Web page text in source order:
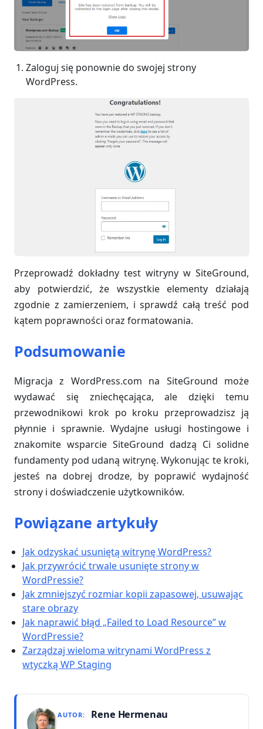
Zaloguj się ponownie do swojej strony
WordPress.
Przeprowadź dokładny test witryny w SiteGround,
aby potwierdzić, że wszystkie elementy działają
zgodnie z zamierzeniem, i sprawdź całą treść pod
kątem poprawności oraz formatowania.
Podsumowanie
Migracja z WordPress.com na SiteGround może
wydawać się zniechęcająca, ale dzięki temu
przewodnikowi krok po kroku przeprowadzisz ją
płynnie i sprawnie. Wydajne usługi hostingowe i
znakomite wsparcie SiteGround dadzą Ci solidne
fundamenty pod udaną witrynę. Wykonując te kroki,
jesteś na dobrej drodze, by poprawić wydajność
strony i doświadczenie użytkowników.
Powiązane artykuły
Jak odzyskać usuniętą witrynę WordPress?
Jak przywrócić trwale usunięte strony w
WordPressie?
Jak zmniejszyć rozmiar kopii zapasowej, usuwając
stare obrazy
Jak naprawić błąd „Failed to Load Resource” w
WordPressie?
Zarządzaj wieloma witrynami WordPress z
wtyczką WP Staging
AUTOR: Rene Hermenau